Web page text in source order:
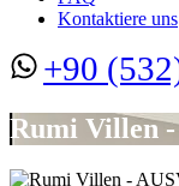
Kontaktiere uns
+90
Rumi Villen